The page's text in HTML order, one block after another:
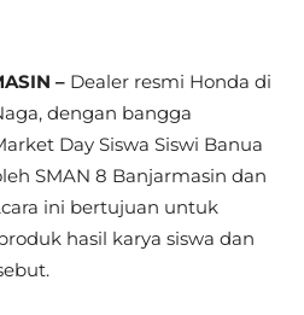
– Dealer resmi Honda di
dengan bangga
Day Siswa Siswi Banua
SMAN 8 Banjarmasin dan
ini bertujuan untuk
hasil karya siswa dan